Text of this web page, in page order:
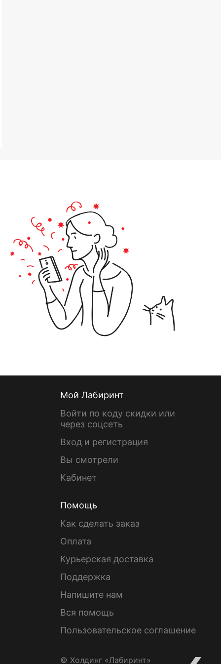
Мой Лабиринт
Войти по коду скидки или
через соцсеть
Вход и регистрация
Вы смотрели
Кабинет
Помощь
Как сделать заказ
Оплата
Курьерская доставка
Поддержка
Напишите нам
Вся помощь
Пользовательское соглашение
© Холдинг «Лабиринт»